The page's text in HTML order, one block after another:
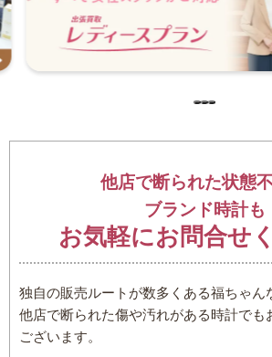
他店で断られた状態
ブランド時計も
お気軽にお問合せ
独自の販売ルートが数多くある福ちゃん
他店で断られた傷や汚れがある時計でも
ございます。